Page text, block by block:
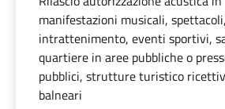
manifestazioni musicali,
intrattenimento, eventi sportivi,
quartiere in aree pubbliche o
pubblici, strutture turistico
balneari